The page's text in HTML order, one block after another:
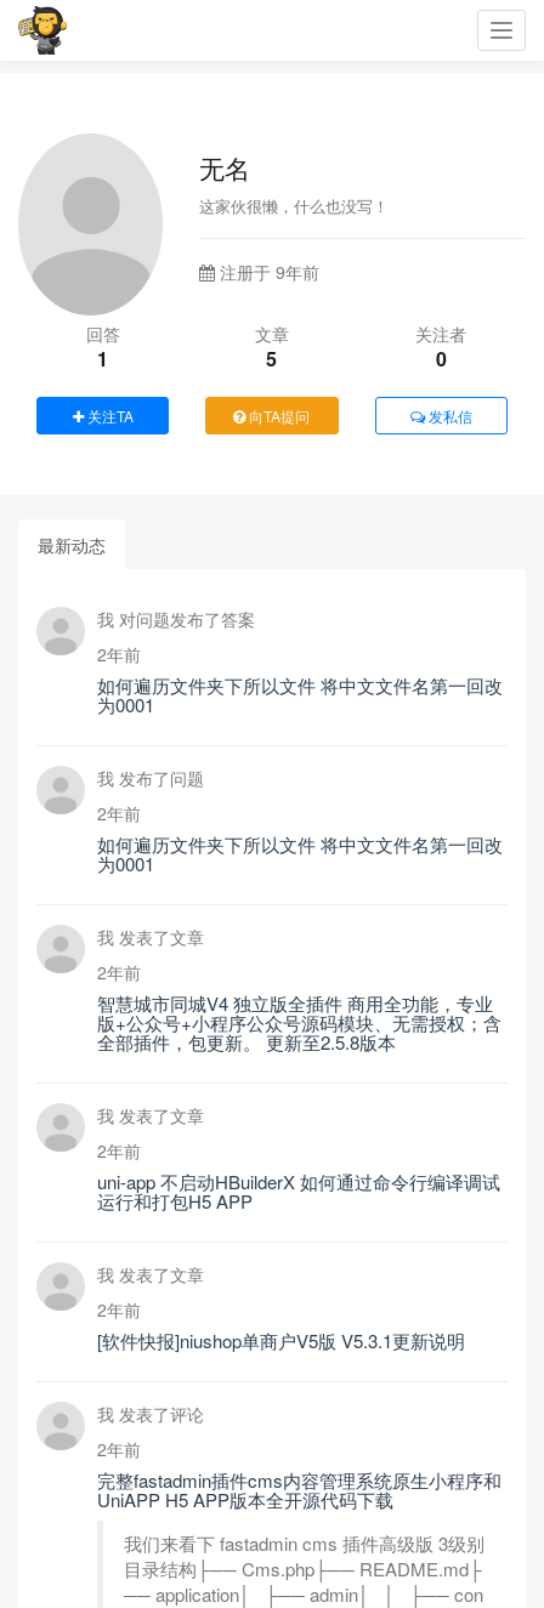
无名
这家伙很懒，什么也没写！
注册于 9年前
回答
1
文章
5
关注者
0
关注TA 向TA提问 发私信
最新动态
我 对问题发布了答案
2年前
如何遍历文件夹下所以文件 将中文文件名第一回改
为0001
我 发布了问题
2年前
如何遍历文件夹下所以文件 将中文文件名第一回改
为0001
我 发表了文章
2年前
智慧城市同城V4 独立版全插件 商用全功能，专业
版+公众号+小程序公众号源码模块、无需授权；含
全部插件，包更新。 更新至2.5.8版本
我 发表了文章
2年前
uni-app 不启动HBuilderX 如何通过命令行编译调试
运行和打包H5 APP
我 发表了文章
2年前
[软件快报]niushop单商户V5版 V5.3.1更新说明
我 发表了评论
2年前
完整fastadmin插件cms内容管理系统原生小程序和
UniAPP H5 APP版本全开源代码下载
我们来看下 fastadmin cms 插件高级版 3级别
目录结构├── Cms.php├── README.md├
── application│ ├── admin│ │ ├── con